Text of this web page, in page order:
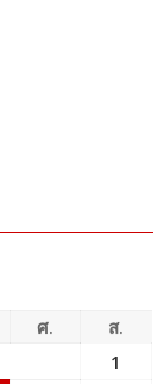
ศ.
ส.
1